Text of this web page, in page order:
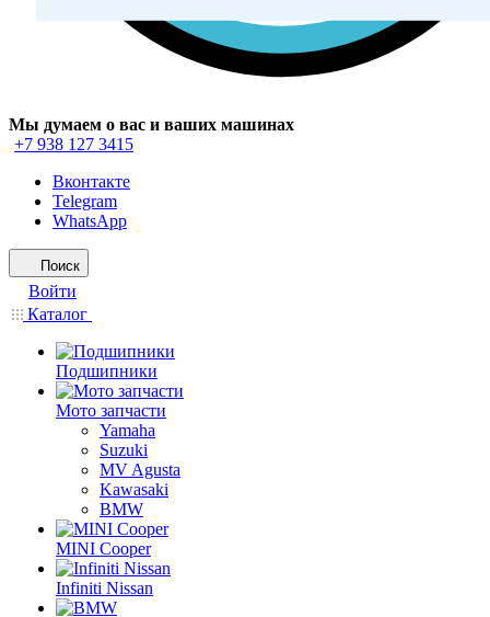
Мы думаем о вас и ваших машинах
+7 938 127 3415
Вконтакте
Telegram
WhatsApp
Поиск
Войти
Каталог
Подшипники
Мото запчасти
Yamaha
Suzuki
MV Agusta
Kawasaki
BMW
MINI Cooper
Infiniti Nissan